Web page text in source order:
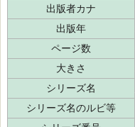
出版者カナ
出版年
ページ数
大きさ
シリーズ名
シリーズ名のルビ等